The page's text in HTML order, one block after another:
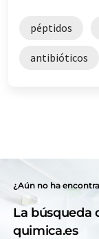
péptidos
antibióticos
¿Aún no ha
La búsqueda
quimica.es